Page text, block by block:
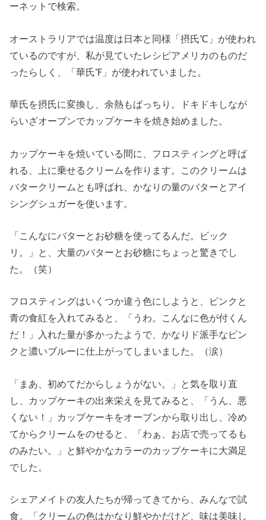
ーネットで検索。
オーストラリアでは温度は日本と同様「摂氏℃」が使われ
ているのですが、私が見ていたレシピアメリカのものだ
ったらしく、「華氏℉」が使われていました。
華氏を摂氏に変換し、余熱もばっちり。ドキドキしなが
らいざオーブンでカップケーキを焼き始めました。
カップケーキを焼いている間に、フロスティングと呼ば
れる、上に乗せるクリームを作ります。このクリームは
バタークリームとも呼ばれ、かなりの量のバターとアイ
シングシュガーを使います。
「こんなにバターとお砂糖を使ってるんだ。ビック
リ。」と、大量のバターとお砂糖にちょっと驚きでし
た。（笑）
フロスティングはいくつか違う色にしようと、ピンクと
青の食紅を入れてみると、「うわ。こんなに色が付くん
だ！」入れた量が多かったようで、かなりド派手なピン
クと濃いブルーに仕上がってしまいました。（涙）
「まあ、初めてだからしょうがない。」と気を取り直
し、カップケーキの出来栄えを見てみると、「うん、悪
くない！」カップケーキをオーブンから取り出し、冷め
てからクリームをのせると、「わぁ、お店で売ってるも
のみたい。」と鮮やかなカラーのカップケーキに大満足
でした。
シェアメイトの友人たちが帰ってきてから、みんなで試
食。「クリームの色はかなり鮮やかだけど、味は美味し